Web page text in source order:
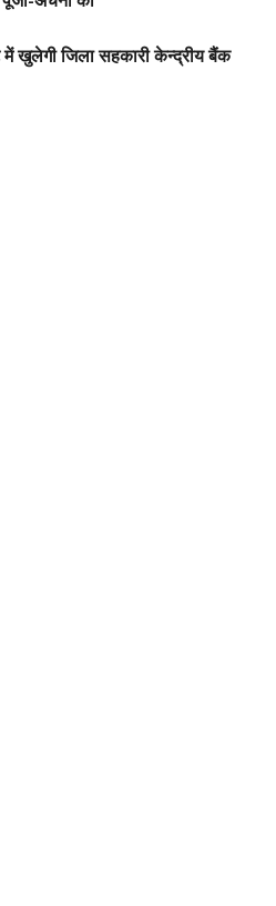
में खुलेगी जिला सहकारी केन्द्रीय बैंक